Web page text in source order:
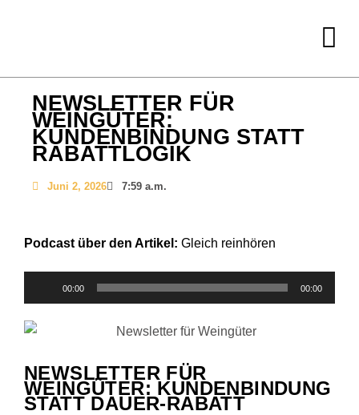
NEWSLETTER FÜR
WEINGÜTER:
KUNDENBINDUNG STATT
RABATTLOGIK
Juni 2, 2026 7:59 a.m.
Podcast über den Artikel: Gleich reinhören
Player
00:00 00:00
NEWSLETTER FÜR
WEINGÜTER: KUNDENBINDUNG
STATT DAUER-RABATT